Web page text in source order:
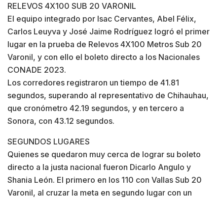
RELEVOS 4X100 SUB 20 VARONIL
El equipo integrado por Isac Cervantes, Abel Félix,
Carlos Leuyva y José Jaime Rodríguez logró el primer
lugar en la prueba de Relevos 4X100 Metros Sub 20
Varonil, y con ello el boleto directo a los Nacionales
CONADE 2023.
Los corredores registraron un tiempo de 41.81
segundos, superando al representativo de Chihauhau,
que cronómetro 42.19 segundos, y en tercero a
Sonora, con 43.12 segundos.
SEGUNDOS LUGARES
Quienes se quedaron muy cerca de lograr su boleto
directo a la justa nacional fueron Dicarlo Angulo y
Shania León. El primero en los 110 con Vallas Sub 20
Varonil, al cruzar la meta en segundo lugar con un